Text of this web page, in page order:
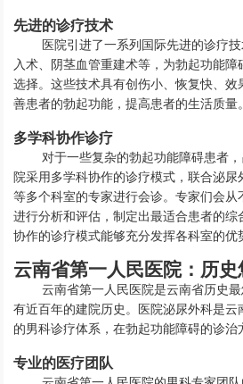
先进的诊疗技术
医院引进了一系列国际先进的诊疗
入术、阴茎血管重建术等，为勃起功能
选择。这些技术具有创伤小、恢复快、效
善患者的勃起功能，提高患者的生活质量。
多学科协作诊疗
对于一些复杂的勃起功能障碍患者
院采用多学科协作的诊疗模式，联合泌
等多个科室的专家进行会诊。专家们会
进行分析和评估，制定出最适合患者的
协作的诊疗模式能够充分发挥各科室的优
云南省第一人民医院：历
云南省第一人民医院是云南省历史
有近百年的建院历史。医院泌尿外科是
的男科诊疗体系，在勃起功能障碍的诊治
专业的医疗团队